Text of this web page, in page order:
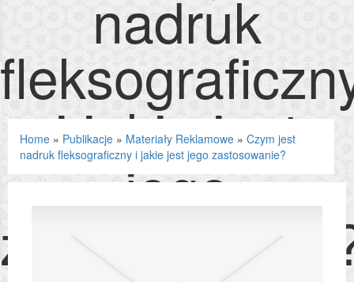
nadruk
i jakie jest
jego
Home » Publikacje » Materiały Reklamowe » Czym jest
nadruk fleksograficzny i jakie jest jego zastosowanie?